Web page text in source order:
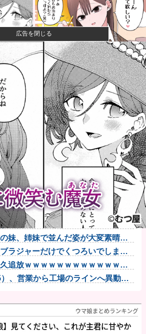
シーンがあって、妙にムラムラし
団長さん、激太りすると全てが台
離婚wwwwww
の河了貂、「あったけぇ壁」に引
対した自民党議員9人のリストが話
ガー炭酸水、「カッコつけてるだ
制度、GPIFの運用が思ったより好
本製じゃないとダメな物 、ガチで
いう元気いっぱいな子が好きなだ
」他
妹、姉妹で並んだ姿が大変素晴ら
ラジャーだけでくつろいでしまう
追放ｗｗｗｗｗｗｗｗｗｗｗｗｗ
）、営業から工場のラインへ異動し
広告を閉じる